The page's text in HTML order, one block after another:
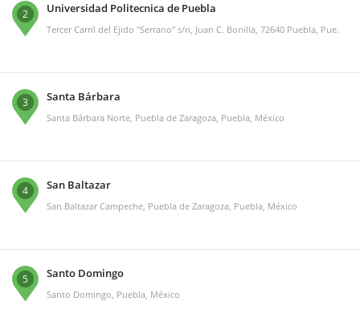
2 Universidad Politecnica de Puebla
Tercer Carril del Ejido "Serrano" s/n, Juan C. Bonilla, 72640 Puebla, Pue.
3 Santa Bárbara
Santa Bárbara Norte, Puebla de Zaragoza, Puebla, México
4 San Baltazar
San Baltazar Campeche, Puebla de Zaragoza, Puebla, México
5 Santo Domingo
Santo Domingo, Puebla, México